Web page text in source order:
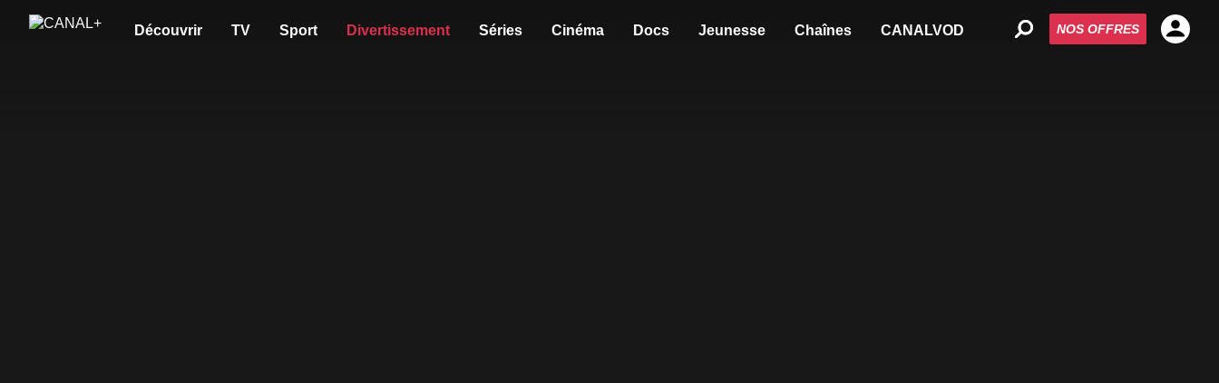
Découvrir TV Sport Divertissement Séries Cinéma Docs Jeunesse Chaînes CANALVOD NOS OFFRES